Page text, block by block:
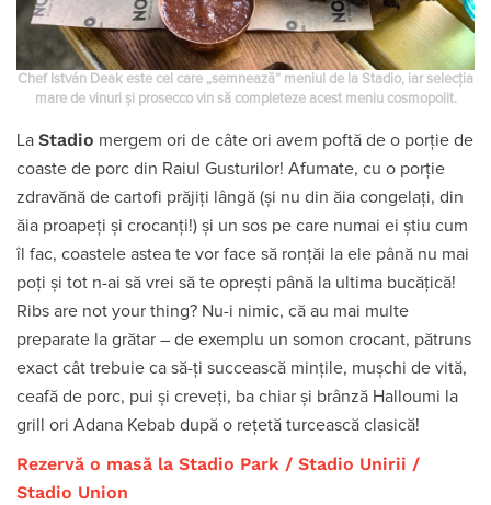
Chef István Deak este cel care „semnează” meniul de la Stadio, iar selecția
mare de vinuri și prosecco vin să completeze acest meniu cosmopolit.
La Stadio mergem ori de câte ori avem poftă de o porție de
coaste de porc din Raiul Gusturilor! Afumate, cu o porție
zdravănă de cartofi prăjiți lângă (și nu din ăia congelați, din
ăia proapeți și crocanți!) și un sos pe care numai ei știu cum
îl fac, coastele astea te vor face să ronțăi la ele până nu mai
poți și tot n-ai să vrei să te oprești până la ultima bucățică!
Ribs are not your thing? Nu-i nimic, că au mai multe
preparate la grătar – de exemplu un somon crocant, pătruns
exact cât trebuie ca să-ți succească mințile, mușchi de vită,
ceafă de porc, pui și creveți, ba chiar și brânză Halloumi la
grill ori Adana Kebab după o rețetă turcească clasică!
Rezervă o masă la Stadio Park / Stadio Unirii /
Stadio Union